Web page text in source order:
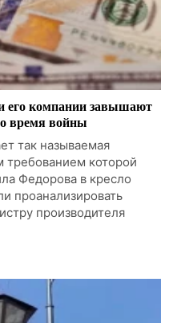
его компании завышают
время войны
так называемая
требованием которой
Федорова в кресло
проанализировать
производителя